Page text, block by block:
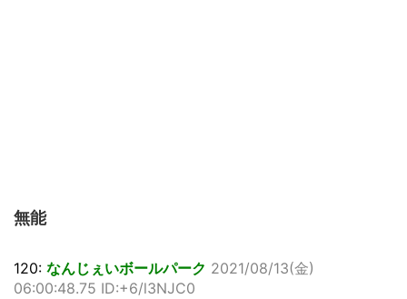
無能
120: なんじぇいボールパーク 2021/08/13(金)
06:00:48.75 ID:+6/l3NJC0